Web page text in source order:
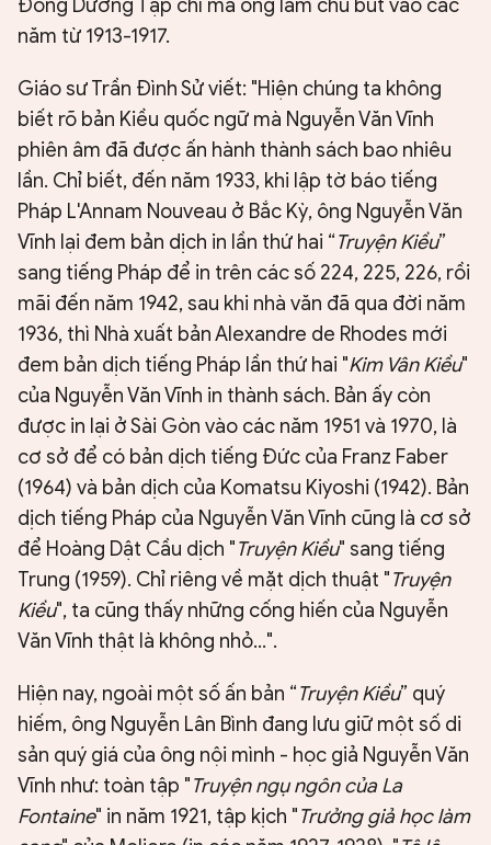
Đông Dương Tạp chí mà ông làm chủ bút vào các
năm từ 1913-1917.
Giáo sư Trần Đình Sử viết: "Hiện chúng ta không
biết rõ bản Kiều quốc ngữ mà Nguyễn Văn Vĩnh
phiên âm đã được ấn hành thành sách bao nhiêu
lần. Chỉ biết, đến năm 1933, khi lập tờ báo tiếng
Pháp L'Annam Nouveau ở Bắc Kỳ, ông Nguyễn Văn
Vĩnh lại đem bản dịch in lần thứ hai “Truyện Kiều”
sang tiếng Pháp để in trên các số 224, 225, 226, rồi
mãi đến năm 1942, sau khi nhà văn đã qua đời năm
1936, thì Nhà xuất bản Alexandre de Rhodes mới
đem bản dịch tiếng Pháp lần thứ hai "Kim Vân Kiều"
của Nguyễn Văn Vĩnh in thành sách. Bản ấy còn
được in lại ở Sài Gòn vào các năm 1951 và 1970, là
cơ sở để có bản dịch tiếng Đức của Franz Faber
(1964) và bản dịch của Komatsu Kiyoshi (1942). Bản
dịch tiếng Pháp của Nguyễn Văn Vĩnh cũng là cơ sở
để Hoàng Dật Cầu dịch "Truyện Kiều" sang tiếng
Trung (1959). Chỉ riêng về mặt dịch thuật "Truyện
Kiều", ta cũng thấy những cống hiến của Nguyễn
Văn Vĩnh thật là không nhỏ...".
Hiện nay, ngoài một số ấn bản “Truyện Kiều” quý
hiếm, ông Nguyễn Lân Bình đang lưu giữ một số di
sản quý giá của ông nội mình - học giả Nguyễn Văn
Vĩnh như: toàn tập "Truyện ngụ ngôn của La
Fontaine" in năm 1921, tập kịch "Trưởng giả học làm